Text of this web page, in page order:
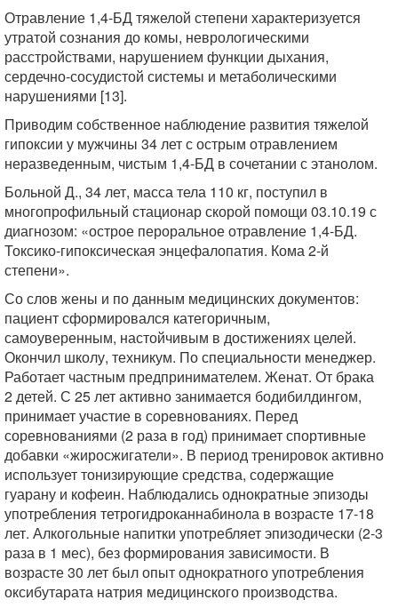
Отравление 1,4-БД тяжелой степени характеризуется
утратой сознания до комы, неврологическими
расстройствами, нарушением функции дыхания,
сердечно-сосудистой системы и метаболическими
нарушениями [13].
Приводим собственное наблюдение развития тяжелой
гипоксии у мужчины 34 лет с острым отравлением
неразведенным, чистым 1,4-БД в сочетании с этанолом.
Больной Д., 34 лет, масса тела 110 кг, поступил в
многопрофильный стационар скорой помощи 03.10.19 с
диагнозом: «острое пероральное отравление 1,4-БД.
Токсико-гипоксическая энцефалопатия. Кома 2-й
степени».
Со слов жены и по данным медицинских документов:
пациент сформировался категоричным,
самоуверенным, настойчивым в достижениях целей.
Окончил школу, техникум. По специальности менеджер.
Работает частным предпринимателем. Женат. От брака
2 детей. С 25 лет активно занимается бодибилдингом,
принимает участие в соревнованиях. Перед
соревнованиями (2 раза в год) принимает спортивные
добавки «жиросжигатели». В период тренировок активно
использует тонизирующие средства, содержащие
гуарану и кофеин. Наблюдались однократные эпизоды
употребления тетрогидроканнабинола в возрасте 17-18
лет. Алкогольные напитки употребляет эпизодически (2-3
раза в 1 мес), без формирования зависимости. В
возрасте 30 лет был опыт однократного употребления
оксибутарата натрия медицинского производства.